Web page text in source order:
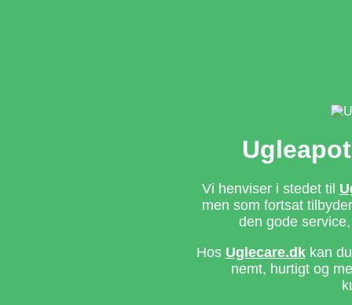
Vi henviser i stedet til
men som fortsat
den gode
Hos Uglecare.dkkan du
nemt, hurtigt og